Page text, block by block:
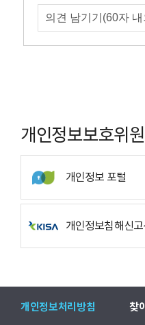
개인정보보호위
개인정보 포털
개인정보침해신고
개인정보처리방침 찾